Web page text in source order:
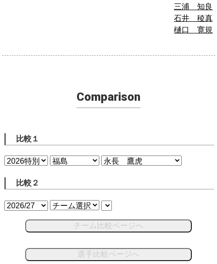
三浦 知良
石井 稜真
樋口 寛規
Comparison
比較１
比較２
チーム比較ページへ
選手比較ページへ